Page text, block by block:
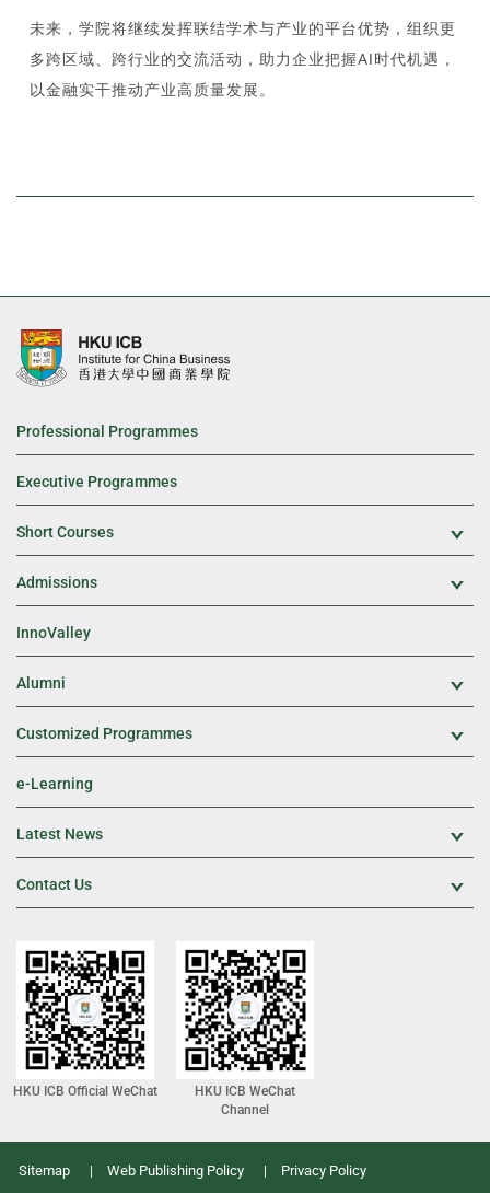
未来，学院将继续发挥联结学术与产业的平台优势，组织更
多跨区域、跨行业的交流活动，助力企业把握AI时代机遇，
以金融实干推动产业高质量发展。
Professional Programmes
Executive Programmes
Short Courses
Admissions
InnoValley
Alumni
Customized Programmes
e-Learning
Latest News
Contact Us
HKU ICB Official WeChat
HKU ICB WeChat
Channel
Sitemap Web Publishing Policy
Privacy Policy